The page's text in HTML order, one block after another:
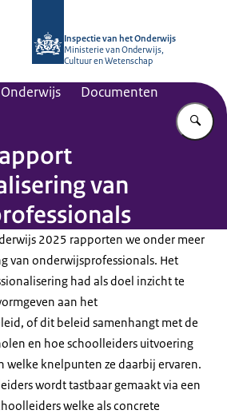
Inspectie van het Onderwijs
Ministerie van Onderwijs,
Cultuur en Wetenschap
Documenten
van
2025 rapporten we onder meer
van onderwijsprofessionals. Het
had als doel inzicht te
aan het
of dit beleid samenhangt met de
en hoe schoolleiders uitvoering
welke knelpunten ze daarbij ervaren.
wordt tastbaar gemaakt via een
welke als concrete